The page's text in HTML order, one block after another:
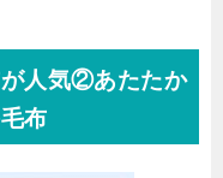
が人気②あたたか
布